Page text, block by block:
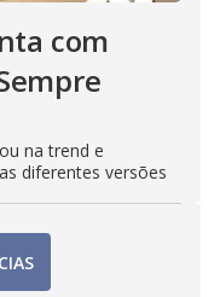
com
na trend e
diferentes versões